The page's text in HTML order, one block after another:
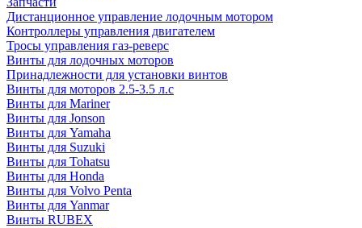
Дистанционное управление лодочным мотором
Контроллеры управления двигателем
Тросы управления газ-реверс
Винты для лодочных моторов
Принадлежности для установки винтов
Винты для моторов 2.5-3.5 л.с
Винты для Mariner
Винты для Jonson
Винты для Yamaha
Винты для Suzuki
Винты для Tohatsu
Винты для Honda
Винты для Volvo Penta
Винты для Yanmar
Винты RUBEX